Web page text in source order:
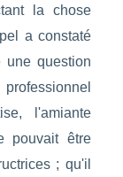
la chose
a constaté
une question
l'amiante
pouvait être
; qu'il